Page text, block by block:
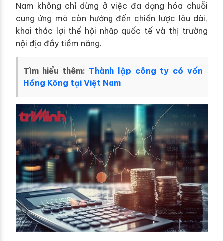
Nam không chỉ dừng ở việc đa dạng hóa chuỗi
cung ứng mà còn hướng đến chiến lược lâu dài,
khai thác lợi thế hội nhập quốc tế và thị trường
nội địa đầy tiềm năng.
Tìm hiểu thêm: Thành lập công ty có vốn
Hồng Kông tại Việt Nam